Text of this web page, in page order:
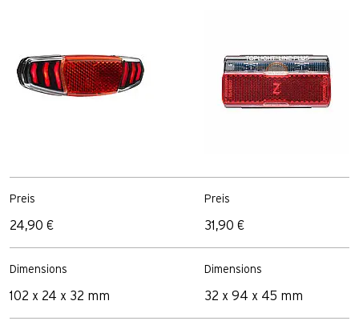
Preis
24,90 €
Dimensions
102 x 24 x 32 mm
Preis
31,90 €
Dimensions
32 x 94 x 45 mm